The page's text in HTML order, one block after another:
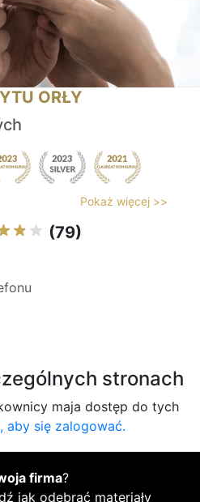
ORŁY
Pokaż więcej >>
(79)
stronach
maja dostęp do tych
aby się zalogować.
firma?
jak odebrać materiały